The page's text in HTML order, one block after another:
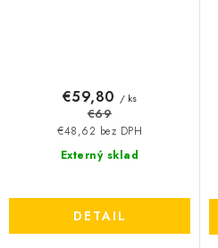
Externý sklad
€48,62 bez DPH
€59,80 / ks
€69
DETAIL